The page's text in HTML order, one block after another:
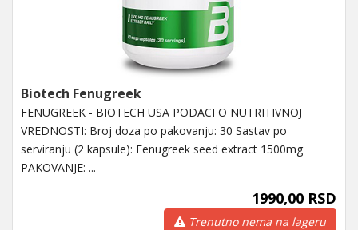
Biotech Fenugreek
FENUGREEK - BIOTECH USA PODACI O NUTRITIVNOJ
VREDNOSTI: Broj doza po pakovanju: 30 Sastav po
serviranju (2 kapsule): Fenugreek seed extract 1500mg
PAKOVANJE: ...
1990,00 RSD
Trenutno nema na lageru